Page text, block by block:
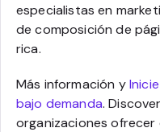
especialistas en
de composición de
rica.
Más información y
bajo demanda.
organizaciones ofrecer